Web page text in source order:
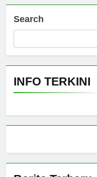
Search
INFO TERKINI